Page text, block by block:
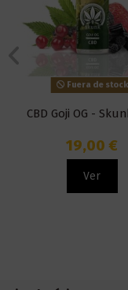
Fuera de stock
CBD Goji OG -
19,00 €
Ver